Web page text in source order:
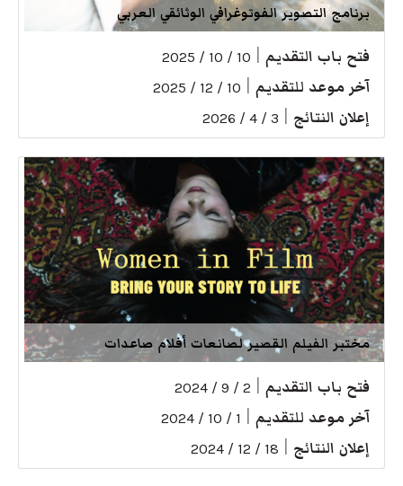
برنامج التصوير الفوتوغرافي الوثائقي العربي
فتح باب التقديم 10 / 10 / 2025
آخر موعد للتقديم 10 / 12 / 2025
إعلان النتائج 3 / 4 / 2026
مختبر الفيلم القصير لصانعات أفلام صاعدات
فتح باب التقديم 2 / 9 / 2024
آخر موعد للتقديم 1 / 10 / 2024
إعلان النتائج 18 / 12 / 2024